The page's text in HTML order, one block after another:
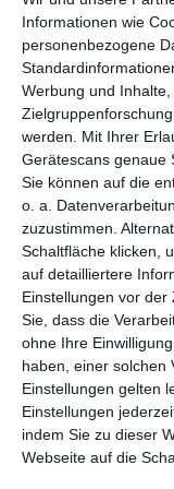
Informationen wie
personenbezogene
Werbung und
werden.
Mit Ihrer
Gerätescans genaue
Sie können auf die
o. a.
zuzustimmen.
Schaltfläche klicken,
auf detailliertere
Einstellungen vor der
Sie, dass die
ohne Ihre
haben, einer solchen
Einstellungen gelten
Einstellungen
indem Sie zu dieser
Webseite auf die